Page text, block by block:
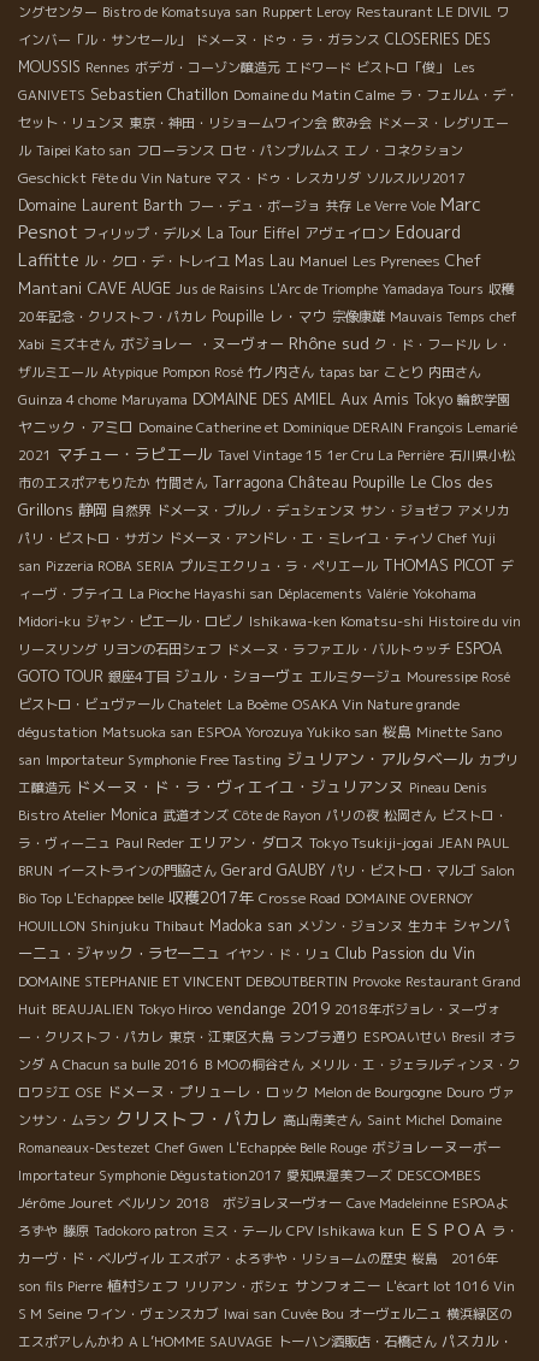
ングセンター Bistro de Komatsuya san Ruppert Leroy Restaurant LE DIVIL ワ
インバー「ル・サンセール」
ドメーヌ・ドゥ・ラ・ガランス CLOSERIES DES
MOUSSIS Rennes ボデガ・コーゾン醸造元 エドワード ビストロ「俊」
Les
GANIVETS Sebastien Chatillon Domaine du Matin Calme ラ・フェルム・デ・
セット・リュンヌ 東京・神田・リショームワイン会 飲み会 ドメーヌ・レグリエー
ル Taipei Kato san フローランス ロセ・パンプルムス エノ・コネクション
Geschickt Fête du Vin Nature マス・ドゥ・レスカリダ ソルスルリ2017
Domaine Laurent Barth フー・デュ・ボージョ 共存 Le Verre Vole Marc
Pesnot フィリップ・デルメ La Tour Eiffel アヴェイロン Edouard
Laffitte ル・クロ・デ・トレイユ Mas Lau Manuel Les Pyrenees Chef
Mantani CAVE AUGE Jus de Raisins L'Arc de Triomphe Yamadaya Tours 収穫
20年記念・クリストフ・パカレ Poupille レ・マウ 宗像康雄 Mauvais Temps chef
Xabi ミズキさん ボジョレー ・ヌーヴォー Rhône sud ク・ド・フードル レ・
ザルミエール Atypique Pompon Rosé 竹ノ内さん tapas bar ことり 内田さん
Guinza 4 chome Maruyama DOMAINE DES AMIEL Aux Amis Tokyo 輪飲学園
ヤニック・アミロ Domaine Catherine et Dominique DERAIN François Lemarié
2021 マチュー・ラピエール Tavel Vintage 15 1er Cru La Perrière 石川県小松
市のエスポアもりたか 竹間さん Tarragona Château Poupille Le Clos des
Grillons 静岡 自然界 ドメーヌ・ブルノ・デュシェンヌ サン・ジョゼフ アメリカ
パリ・ビストロ・サガン ドメーヌ・アンドレ・エ・ミレイユ・ティソ Chef Yuji
san Pizzeria ROBA SERIA プルミエクリュ・ラ・ペリエール THOMAS PICOT デ
ィーヴ・ブテイユ La Pioche Hayashi san Déplacements Valérie Yokohama
Midori-ku ジャン・ピエール・ロビノ Ishikawa-ken Komatsu-shi Histoire du vin
リースリング リヨンの石田シェフ ドメーヌ・ラファエル・バルトゥッチ ESPOA
GOTO TOUR 銀座4丁目 ジュル・ショーヴェ エルミタージュ Mouressipe Rosé
ビストロ・ビュヴァール Chatelet La Boème OSAKA Vin Nature grande
dégustation Matsuoka san ESPOA Yorozuya Yukiko san 桜島 Minette Sano
san Importateur Symphonie Free Tasting ジュリアン・アルタベール カプリ
エ醸造元 ドメーヌ・ド・ラ・ヴィエイユ・ジュリアンヌ Pineau Denis
Bistro Atelier Monica 武道オンズ Côte de Rayon パリの夜 松岡さん ビストロ・
ラ・ヴィーニュ Paul Reder エリアン・ダロス Tokyo Tsukiji-jogai JEAN PAUL
BRUN イーストラインの門脇さん Gerard GAUBY パリ・ビストロ・マルゴ Salon
Bio Top L'Echappee belle 収穫2017年 Crosse Road DOMAINE OVERNOY
HOUILLON Shinjuku Thibaut Madoka san メゾン・ジョンヌ 生カキ シャンパ
ーニュ・ジャック・ラセーニュ イヤン・ド・リュ Club Passion du Vin
DOMAINE STEPHANIE ET VINCENT DEBOUTBERTIN Provoke Restaurant Grand
Huit BEAUJALIEN Tokyo Hiroo vendange 2019 2018年ボジョレ・ヌーヴォ
ー・クリストフ・パカレ 東京・江東区大島 ランブラ通り ESPOAいせい Bresil オラ
ンダ A Chacun sa bulle 2016 ＢＭОの桐谷さん メリル・エ・ジェラルディンヌ・ク
ロワジエ OSE ドメーヌ・プリューレ・ロック Melon de Bourgogne Douro ヴァ
ンサン・ムラン クリストフ・パカレ 高山南美さん Saint Michel Domaine
Romaneaux-Destezet Chef Gwen L'Echappée Belle Rouge ボジョレーヌーボー
Importateur Symphonie Dégustation2017 愛知県渥美フーズ DESCOMBES
Jérôme Jouret ベルリン 2018 ボジョレヌーヴォー Cave Madeleinne ESPOAよ
ろずや 藤原 Tadokoro patron ミス・テール CPV Ishikawa kun ＥＳＰＯＡ ラ・
カーヴ・ド・ベルヴィル エスポア・よろずや・リショームの歴史 桜島 2016年
son fils Pierre 植村シェフ リリアン・ボシェ サンフォニー L'écart lot 1016 Vin
S M Seine ワイン・ヴェンスカブ Iwai san Cuvée Bou オーヴェルニュ 横浜緑区の
エスポアしんかわ A L’HOMME SAUVAGE トーハン酒販店・石橋さん パスカル・